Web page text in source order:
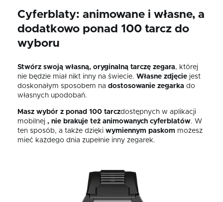
Cyferblaty: animowane i własne, a
dodatkowo ponad 100 tarcz do
wyboru
Stwórz swoją własną, oryginalną tarczę zegara, której
nie będzie miał nikt inny na świecie. Własne zdjęcie jest
doskonałym sposobem na dostosowanie zegarka do
własnych upodobań.
Masz wybór z ponad 100 tarczdostępnych w aplikacji
mobilnej , nie brakuje też animowanych cyferblatów. W
ten sposób, a także dzięki wymiennym paskom możesz
mieć każdego dnia zupełnie inny zegarek.